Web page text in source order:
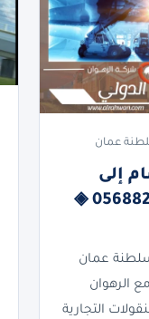
عمان
إلى
سلطنة عمان | 0568829975 ◈
عمان
الرهوان
التجارية